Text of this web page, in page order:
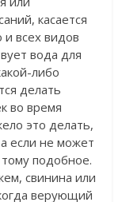
касается
и всех видов
вода для
либо
делать
во время
это делать,
если не может
подобное.
свинина или
верующий